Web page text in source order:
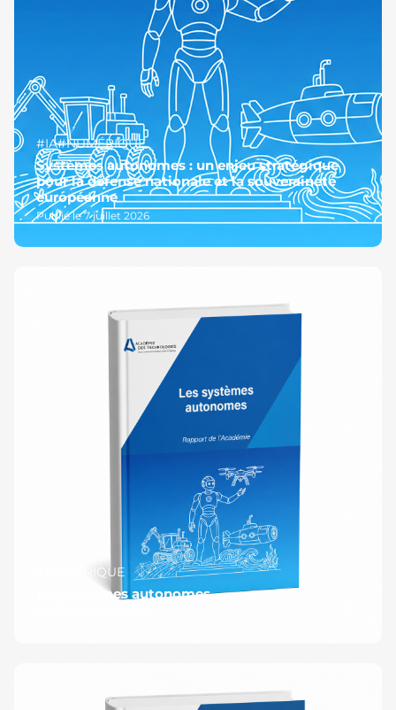
#IA#NUMÉRIQUE
Systèmes autonomes : un enjeu stratégique
pour la défense nationale et la souveraineté
européenne
Publié le 7 juillet 2026
#NUMÉRIQUE
Les systèmes autonomes